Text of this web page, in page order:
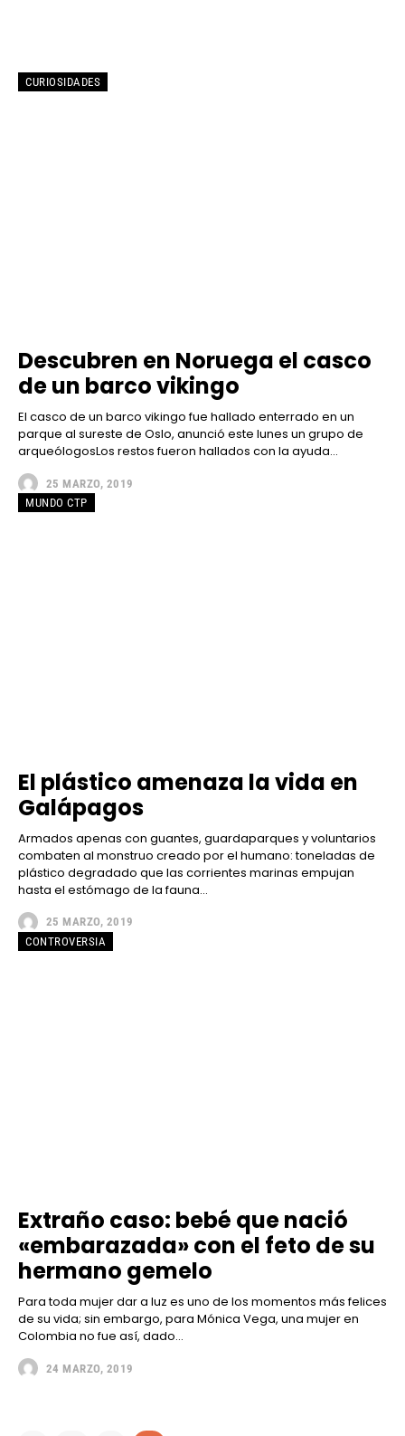
CURIOSIDADES
Descubren en Noruega el casco
de un barco vikingo
El casco de un barco vikingo fue hallado enterrado en un
parque al sureste de Oslo, anunció este lunes un grupo de
arqueólogosLos restos fueron hallados con la ayuda...
25 MARZO, 2019
MUNDO CTP
El plástico amenaza la vida en
Galápagos
Armados apenas con guantes, guardaparques y voluntarios
combaten al monstruo creado por el humano: toneladas de
plástico degradado que las corrientes marinas empujan
hasta el estómago de la fauna...
25 MARZO, 2019
CONTROVERSIA
Extraño caso: bebé que nació
«embarazada» con el feto de su
hermano gemelo
Para toda mujer dar a luz es uno de los momentos más felices
de su vida; sin embargo, para Mónica Vega, una mujer en
Colombia no fue así, dado...
24 MARZO, 2019